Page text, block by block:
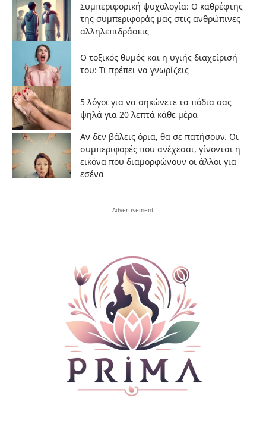
Συμπεριφορική ψυχολογία: Ο καθρέφτης
της συμπεριφοράς μας στις ανθρώπινες
αλληλεπιδράσεις
Ο τοξικός θυμός και η υγιής διαχείρισή
του: Τι πρέπει να γνωρίζεις
5 λόγοι για να σηκώνετε τα πόδια σας
ψηλά για 20 λεπτά κάθε μέρα
Αν δεν βάλεις όρια, θα σε πατήσουν. Οι
συμπεριφορές που ανέχεσαι, γίνονται η
εικόνα που διαμορφώνουν οι άλλοι για
εσένα
- Advertisement -